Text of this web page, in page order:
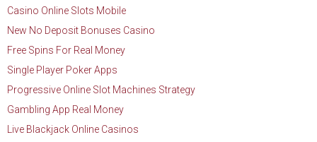
Casino Online Slots Mobile
New No Deposit Bonuses Casino
Free Spins For Real Money
Single Player Poker Apps
Progressive Online Slot Machines Strategy
Gambling App Real Money
Live Blackjack Online Casinos